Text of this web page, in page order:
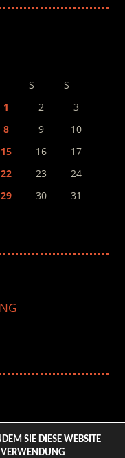
S
S
1
2
3
8 9
10
15 16
17
22 23
24
29 30
31
SIE DIESE WEBSITE
VERWENDUNG